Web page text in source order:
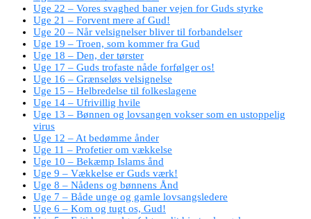
Uge 22 – Vores svaghed baner vejen for Guds styrke
Uge 21 – Forvent mere af Gud!
Uge 20 – Når velsignelser bliver til forbandelser
Uge 19 – Troen, som kommer fra Gud
Uge 18 – Den, der tørster
Uge 17 – Guds trofaste nåde forfølger os!
Uge 16 – Grænseløs velsignelse
Uge 15 – Helbredelse til folkeslagene
Uge 14 – Ufrivillig hvile
Uge 13 – Bønnen og lovsangen vokser som en ustoppelig
virus
Uge 12 – At bedømme ånder
Uge 11 – Profetier om vækkelse
Uge 10 – Bekæmp Islams ånd
Uge 9 – Vækkelse er Guds værk!
Uge 8 – Nådens og bønnens Ånd
Uge 7 – Både unge og gamle lovsangsledere
Uge 6 – Kom og tugt os, Gud!